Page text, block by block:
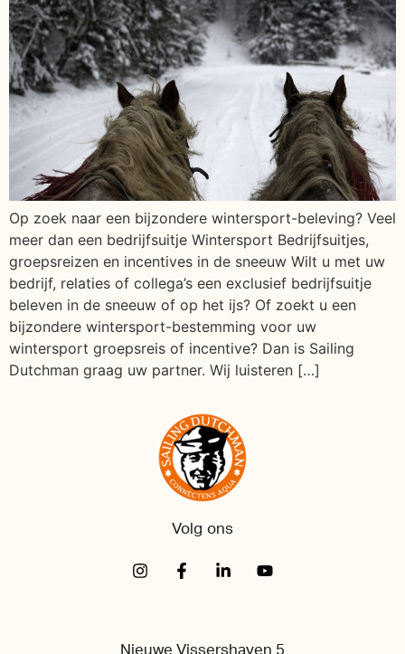
Op zoek naar een bijzondere wintersport-beleving? Veel
meer dan een bedrijfsuitje Wintersport Bedrijfsuitjes,
groepsreizen en incentives in de sneeuw Wilt u met uw
bedrijf, relaties of collega’s een exclusief bedrijfsuitje
beleven in de sneeuw of op het ijs? Of zoekt u een
bijzondere wintersport-bestemming voor uw
wintersport groepsreis of incentive? Dan is Sailing
Dutchman graag uw partner. Wij luisteren […]
Volg ons
Nieuwe Vissershaven 5